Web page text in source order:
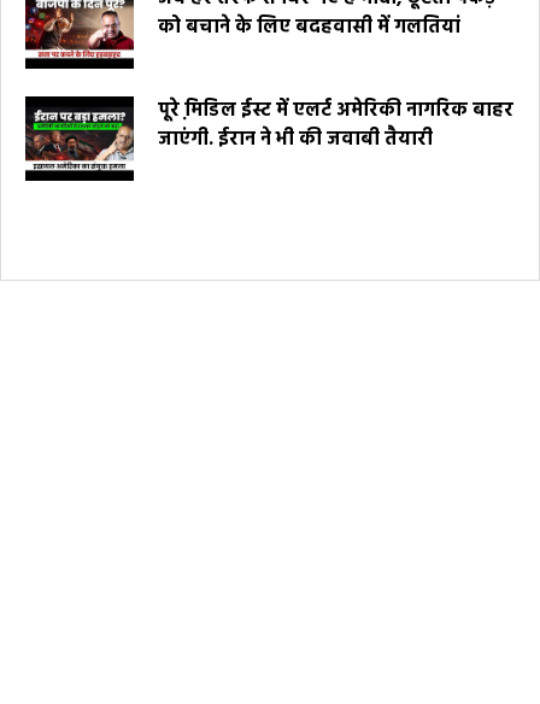
को बचाने के लिए बदहवासी में गलतियां
पूरे मि़डिल ईस्ट में एलर्ट अमेरिकी नागरिक बाहर
जाएंगी. ईरान ने भी की जवाबी तैयारी